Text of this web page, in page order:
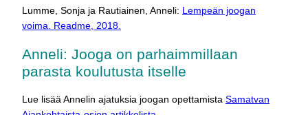
Lumme, Sonja ja Rautiainen, Anneli: Lempeän joogan
voima. Readme, 2018.
Anneli: Jooga on parhaimmillaan
parasta koulutusta itselle
Lue lisää Annelin ajatuksia joogan opettamista Samatvan